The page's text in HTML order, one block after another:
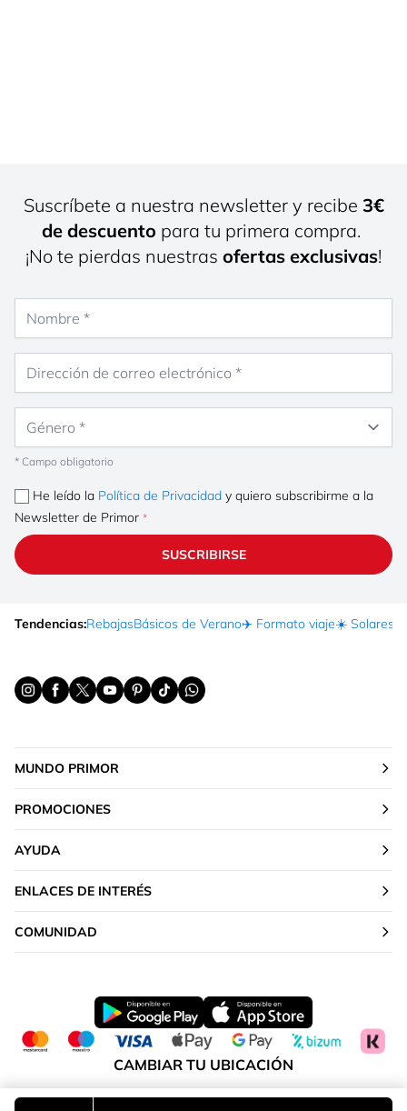
Suscríbete a nuestra newsletter y recibe 3€
de descuento para tu primera compra.
¡No te pierdas nuestras ofertas exclusivas!
* Campo obligatorio
He leído la Política de Privacidad y quiero subscribirme a la
Newsletter de Primor
SUSCRIBIRSE
Tendencias:RebajasBásicos de Verano✈️ Formato viaje☀️ Solares
MUNDO PRIMOR
PROMOCIONES
AYUDA
ENLACES DE INTERÉS
COMUNIDAD
CAMBIAR TU UBICACIÓN
Península y Baleares